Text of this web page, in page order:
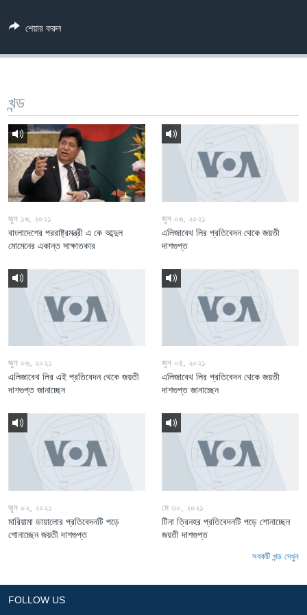
Learning English
FOLLOW US
অন্য ভাষায় ওয়েব সাইট
শেয়ার করুন
খন্ড
জুন ১৬, ২০২১
বাংলাদেশের পররাষ্ট্রমন্ত্রী এ কে আব্দুল
মোমেনের একান্ত সাক্ষাতকার
জুন ০৬, ২০২১
এলিজাবেথ লির প্রতিবেদন থেকে জয়তী
দাশগুপ্ত
জুন ০৬, ২০২১
এলিজাবেথ লির এই প্রতিবেদন থেকে জয়তী
দাশগুপ্ত জানাচ্ছেন
জুন ০৪, ২০২১
এলিজাবেথ লির প্রতিবেদন থেকে জয়তী
দাশগুপ্ত জানাচ্ছেন
জুন ০২, ২০২১
মারিয়ামা ডায়ালোর প্রতিবেদনটি পড়ে
শোনাচ্ছেন জয়তী দাশগুপ্ত
মে ৩০, ২০২১
টিনা ত্রিনহর প্রতিবেদনটি পড়ে শোনাচ্ছেন
জয়তী দাশগুপ্ত
সবকটি খন্ড দেখুন
FOLLOW US